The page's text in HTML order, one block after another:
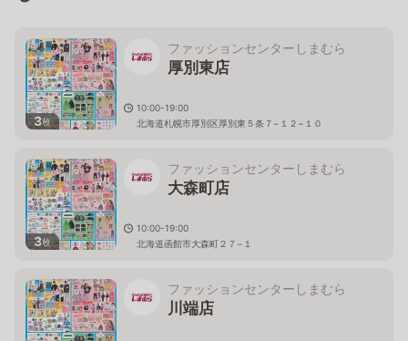
3枚
ファッションセンターしまむら
厚別東店
10:00-19:00
北海道札幌市厚別区厚別東５条７−１２−１０
3枚
ファッションセンターしまむら
大森町店
10:00-19:00
北海道函館市大森町２７−１
ファッションセンターしまむら
川端店